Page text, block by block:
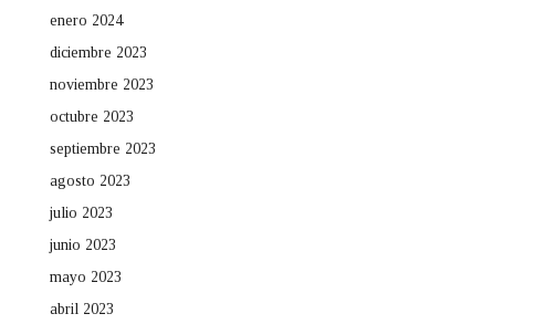
enero 2024
diciembre 2023
noviembre 2023
octubre 2023
septiembre 2023
agosto 2023
julio 2023
junio 2023
mayo 2023
abril 2023